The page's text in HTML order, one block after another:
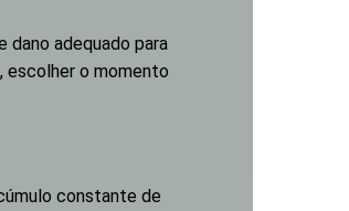
dano adequado para
escolher o momento
constante de